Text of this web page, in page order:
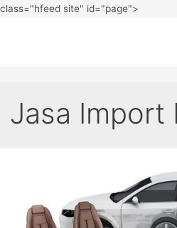
class="hfeed site" id="page">
Jasa Import